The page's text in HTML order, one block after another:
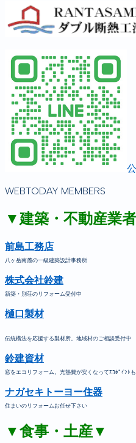
WEBTODAY MEMBERS
▼建築・不動産業
前島工務店
八ヶ岳南麓の一級建築設計事務所
株式会社鈴建
新築・別荘のリフォーム受付中
樋口製材
伝統構法を応援する製材所。地域材のご相談受付中
鈴建資材
窓をエコリフォーム。光熱費が安くなってｴｺﾎﾟｲﾝﾄ
ナガセキトーヨー住器
住まいのリフォームお任せ下さい
▼食事・土産▼